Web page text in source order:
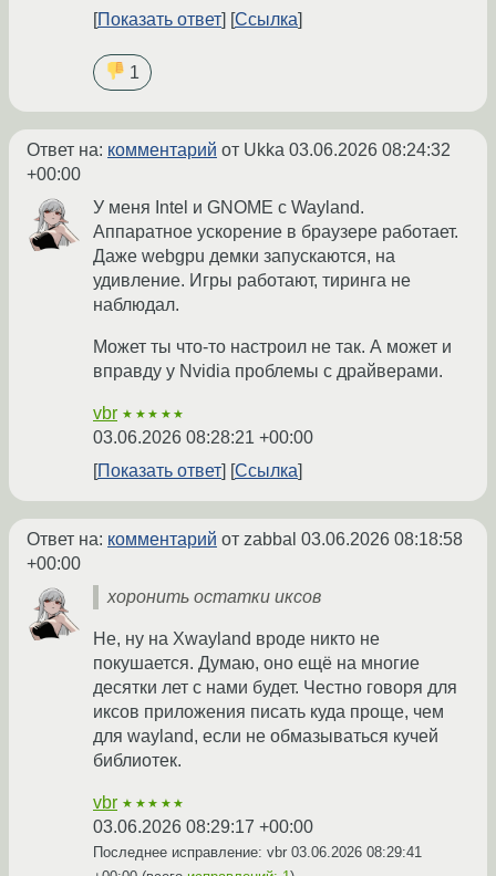
Показать ответ
Ссылка
1
Ответ на: комментарий от Ukka 03.06.2026 08:24:32
+00:00
У меня Intel и GNOME с Wayland.
Аппаратное ускорение в браузере работает.
Даже webgpu демки запускаются, на
удивление. Игры работают, тиринга не
наблюдал.
Может ты что-то настроил не так. А может и
вправду у Nvidia проблемы с драйверами.
vbr ★★★★★
03.06.2026 08:28:21 +00:00
Показать ответ
Ссылка
Ответ на: комментарий от zabbal 03.06.2026 08:18:58
+00:00
хоронить остатки иксов
Не, ну на Xwayland вроде никто не
покушается. Думаю, оно ещё на многие
десятки лет с нами будет. Честно говоря для
иксов приложения писать куда проще, чем
для wayland, если не обмазываться кучей
библиотек.
vbr ★★★★★
03.06.2026 08:29:17 +00:00
Последнее исправление: vbr 03.06.2026 08:29:41